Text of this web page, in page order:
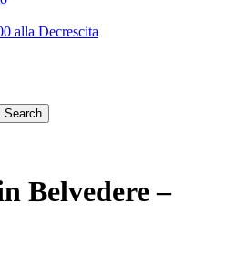
alla Decrescita
Belvedere –